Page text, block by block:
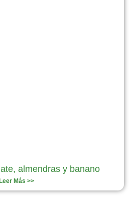
almendras y banano
Leer Más >>